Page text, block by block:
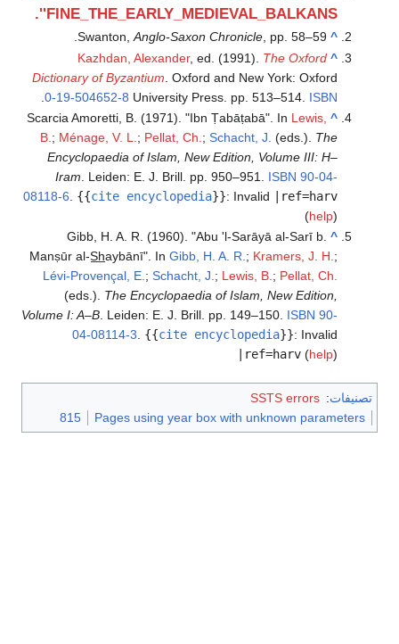
'FINE_THE_EARLY_MEDIEVAL_BALKANS'.
^
Swanton,Anglo-Saxon Chronicle, pp. 58–59.
^
Kazhdan, Alexander, ed. (1991). The Oxford
Dictionary of Byzantium . Oxford and New York: Oxford
University Press. pp. 513–514. ISBN
0-19-504652-8
.
^
Scarcia Amoretti, B. (1971). "Ibn Ṭabāṭabā". In Lewis,
B. ; Ménage, V. L. ; Pellat, Ch. ;Schacht, J. (eds.). The
Encyclopaedia of Islam, New Edition, Volume III: H–
Iram . Leiden: E. J. Brill. pp. 950–951. ISBN 90-04-
08118-6
{{cite encyclopedia}}: Invalid
|ref=harv
(help)
^
Gibb, H. A. R. (1960). "Abu 'l-Sarāyā al-Sarī b.
Manṣūr al-S̲h̲aybānī". InGibb, H. A. R.; Kramers, J. H.;
Lévi-Provençal, E.;Schacht, J.; Lewis, B.; Pellat, Ch.
(eds.). The Encyclopaedia of Islam, New Edition,
Volume I: A–B. Leiden: E. J. Brill. pp. 149–150. ISBN 90-
04-08114-3. {{cite encyclopedia}}: Invalid
|ref=harv (help)
تصنيفات:
SSTS errors
Pages using year box with unknown parameters
815